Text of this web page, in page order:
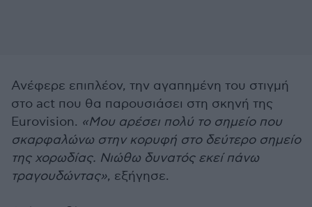
Ανέφερε επιπλέον, την αγαπημένη του στιγμή
στο act που θα παρουσιάσει στη σκηνή της
Eurovision. «Μου αρέσει πολύ το σημείο που
σκαρφαλώνω στην κορυφή στο δεύτερο σημείο
της χορωδίας. Νιώθω δυνατός εκεί πάνω
τραγουδώντας», εξήγησε.